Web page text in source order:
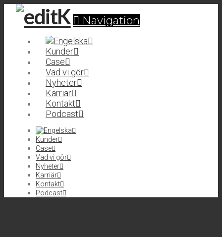
Navigation
Kunder
Case
Vad vi gör
Nyheter
Karriär
Kontakt
Podcast
Kunder
Case
Vad vi gör
Nyheter
Karriär
Kontakt
Podcast